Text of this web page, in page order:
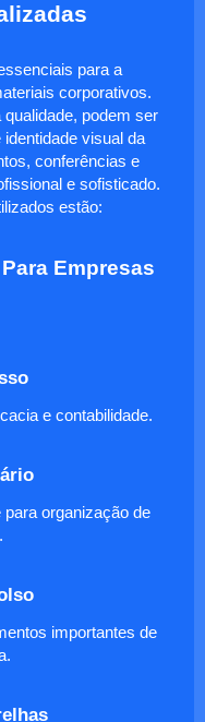
para a
corporativos.
podem ser
visual da
conferências e
e sofisticado.
estão:
Empresas
e contabilidade.
organização de
importantes de